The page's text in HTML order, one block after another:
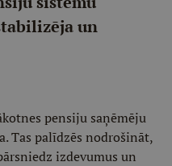
un
pensiju saņēmēju
Tas palīdzēs nodrošināt,
izdevumus un